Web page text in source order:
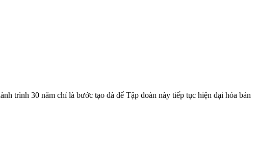
trình 30 năm chỉ là bước tạo đà để Tập đoàn này tiếp tục hiện đại hóa bán